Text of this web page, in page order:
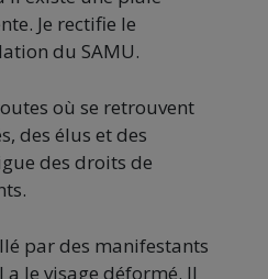
Je rectifie le
du SAMU.
où se retrouvent
des élus et des
des droits de
par des manifestants
le visage déformé. Il